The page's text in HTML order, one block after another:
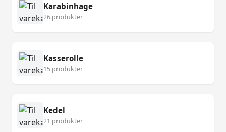
Karabinhage
26 produkter
Kasserolle
15 produkter
Kedel
21 produkter